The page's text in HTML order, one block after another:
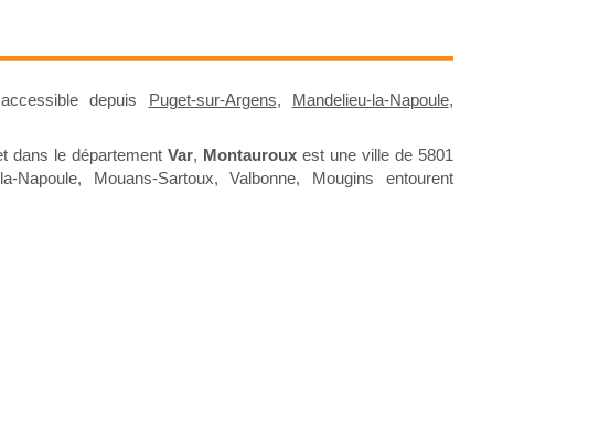
depuis Puget-sur-Argens, Mandelieu-la-Napoule,
dans le département Var, Montaurouxest une ville de 5801
Napoule, Mouans-Sartoux, Valbonne, Mougins entourent